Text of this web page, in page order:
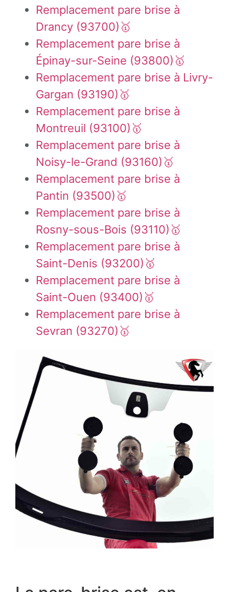
Remplacement pare brise à
Drancy (93700)🥇
Remplacement pare brise à
Épinay-sur-Seine (93800)🥇
Remplacement pare brise à Livry-
Gargan (93190)🥇
Remplacement pare brise à
Montreuil (93100)🥇
Remplacement pare brise à
Noisy-le-Grand (93160)🥇
Remplacement pare brise à
Pantin (93500)🥇
Remplacement pare brise à
Rosny-sous-Bois (93110)🥇
Remplacement pare brise à
Saint-Denis (93200)🥇
Remplacement pare brise à
Saint-Ouen (93400)🥇
Remplacement pare brise à
Sevran (93270)🥇